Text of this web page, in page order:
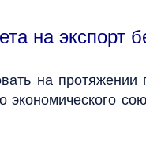
на экспорт
на